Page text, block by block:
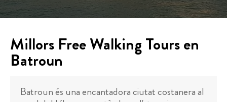
Millors Free Walking Tours en
Batroun
Batroun és una encantadora ciutat costanera al